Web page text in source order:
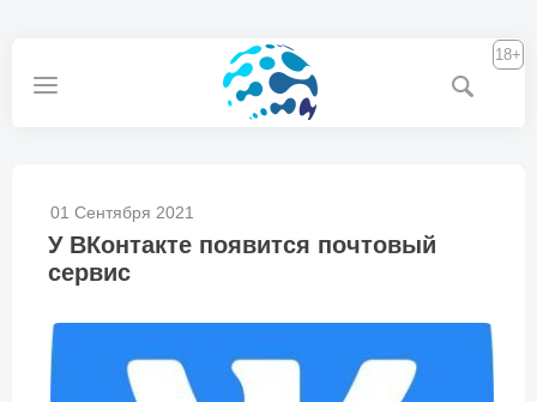
18+
01 Сентября 2021
У ВКонтакте появится почтовый
сервис